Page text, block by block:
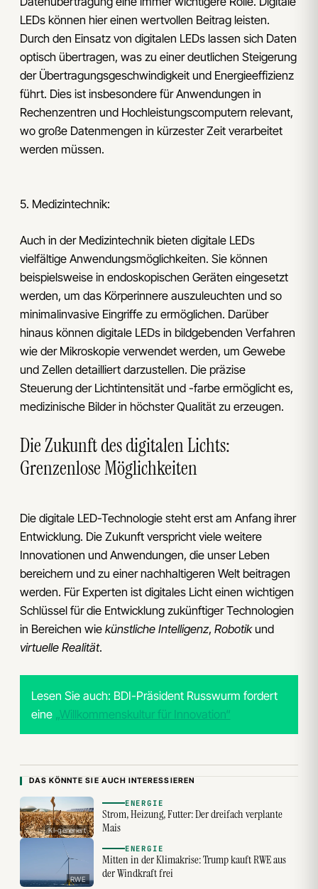
LEDs können hier einen wertvollen Beitrag leisten.
Durch den Einsatz von digitalen LEDs lassen sich Daten
optisch übertragen, was zu einer deutlichen Steigerung
der Übertragungsgeschwindigkeit und Energieeffizienz
führt. Dies ist insbesondere für Anwendungen in
Rechenzentren und Hochleistungscomputern relevant,
wo große Datenmengen in kürzester Zeit verarbeitet
werden müssen.
5. Medizintechnik:
Auch in der Medizintechnik bieten digitale LEDs
vielfältige Anwendungsmöglichkeiten. Sie können
beispielsweise in endoskopischen Geräten eingesetzt
werden, um das Körperinnere auszuleuchten und so
minimalinvasive Eingriffe zu ermöglichen. Darüber
hinaus können digitale LEDs in bildgebenden Verfahren
wie der Mikroskopie verwendet werden, um Gewebe
und Zellen detailliert darzustellen. Die präzise
Steuerung der Lichtintensität und -farbe ermöglicht es,
medizinische Bilder in höchster Qualität zu erzeugen.
Die Zukunft des digitalen Lichts:
Grenzenlose Möglichkeiten
Die digitale LED-Technologie steht erst am Anfang ihrer
Entwicklung. Die Zukunft verspricht viele weitere
Innovationen und Anwendungen, die unser Leben
bereichern und zu einer nachhaltigeren Welt beitragen
werden. Für Experten ist digitales Licht einen wichtigen
Schlüssel für die Entwicklung zukünftiger Technologien
in Bereichen wie künstliche Intelligenz, Robotikund
virtuelle Realität.
Lesen Sie auch: BDI-Präsident Russwurm fordert
eine „Willkommenskultur für Innovation“
DAS KÖNNTE SIE AUCH INTERESSIEREN
KI-generiert
ENERGIE
Strom, Heizung, Futter: Der dreifach verplante
Mais
RWE
ENERGIE
Mitten in der Klimakrise: Trump kauft RWE aus
der Windkraft frei